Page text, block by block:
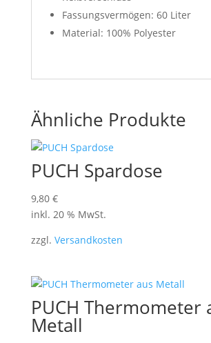
Fassungsvermögen: 60 Liter
Material: 100% Polyester
Ähnliche Produkte
PUCH Spardose
9,80 €
inkl. 20 % MwSt.
zzgl. Versandkosten
PUCH Thermometer
Metall